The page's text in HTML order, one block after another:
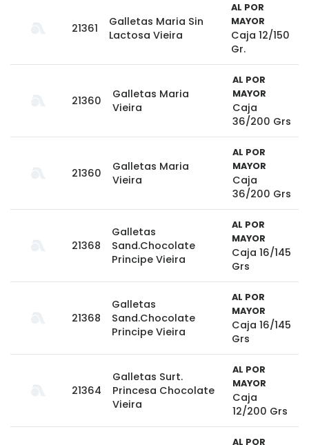
21361
Galletas Maria Sin
Lactosa Vieira
AL POR
MAYOR
Caja 12/150
Gr.
21360
Galletas Maria
Vieira
AL POR
MAYOR
Caja
36/200 Grs
21360
Galletas Maria
Vieira
AL POR
MAYOR
Caja
36/200 Grs
21368
Galletas
Sand.Chocolate
Principe Vieira
AL POR
MAYOR
Caja 16/145
Grs
21368
Galletas
Sand.Chocolate
Principe Vieira
AL POR
MAYOR
Caja 16/145
Grs
21364
Galletas Surt.
Princesa Chocolate
Vieira
AL POR
MAYOR
Caja
12/200 Grs
AL POR